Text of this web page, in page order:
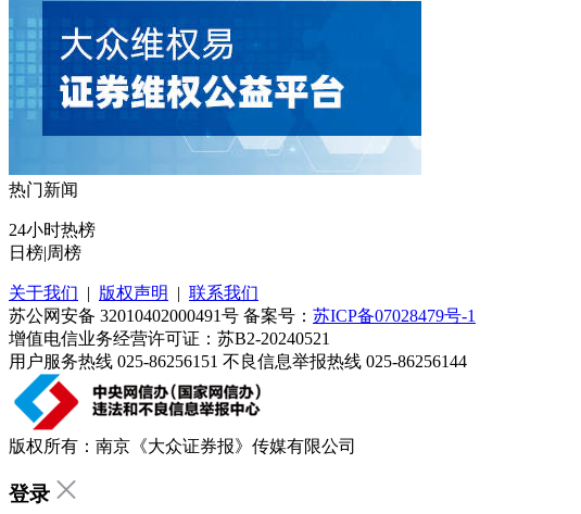
热门新闻
24小时热榜
日榜|周榜
关于我们 | 版权声明 | 联系我们
苏公网安备 32010402000491号 备案号： 苏ICP备07028479号-1
增值电信业务经营许可证：苏B2-20240521
用户服务热线 025-86256151 不良信息举报热线 025-86256144
版权所有：南京《大众证券报》传媒有限公司
登录